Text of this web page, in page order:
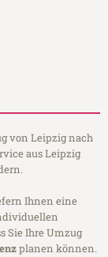
von Leipzig nach
aus Leipzig
Ihnen eine
Sie Ihre Umzug
planen können.